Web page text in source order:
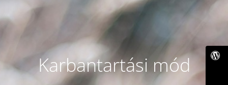
Karbantartási mód